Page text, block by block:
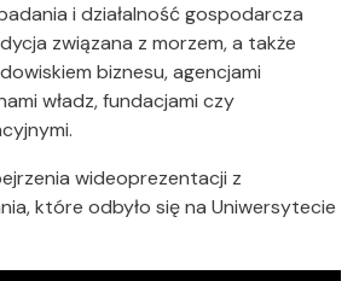
i działalność gospodarcza
związana z morzem, a także
biznesu, agencjami
władz, fundacjami czy
wideoprezentacji z
które odbyło się na Uniwersytecie